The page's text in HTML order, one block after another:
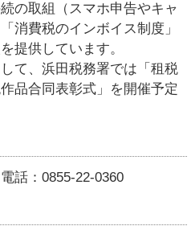
の取組（スマホ申告やキャ
消費税のインボイス制度」
提供しています。
て、浜田税務署では「租税
品合同表彰式」を開催予定
：0855-22-0360